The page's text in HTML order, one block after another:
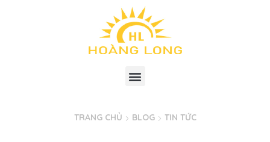
TRANG CHỦ BLOG TIN TỨC